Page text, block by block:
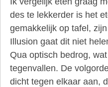
des te lekkerder is het
gemakkelijk op tafel,
Illusion gaat dit niet
Qua optisch bedrog,
tegenvallen. De
dicht tegen elkaar aan,